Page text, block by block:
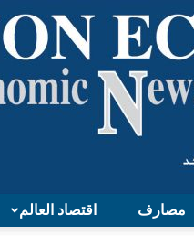
اقتصاد العالم مصارف